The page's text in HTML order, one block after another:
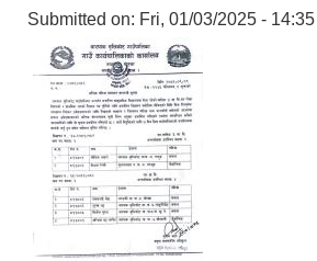
Submitted on: Fri, 01/03/2025 - 14:35